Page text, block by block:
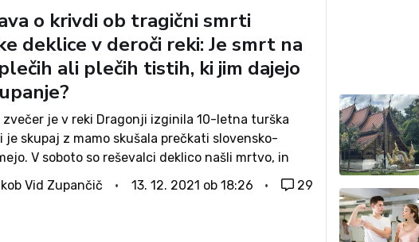
o krivdi ob tragični smrti
deklice v deroči reki: Je smrt na
ali plečih tistih, ki jim dajejo
je v reki Dragonji izginila 10-letna turška
je skupaj z mamo skušala prečkati slovensko-
V soboto so reševalci deklico našli mrtvo, in
300 metrov od kraja izginotja na hrvaški strani
Vid Zupančič 13. 12. 2021 ob 18:26 29